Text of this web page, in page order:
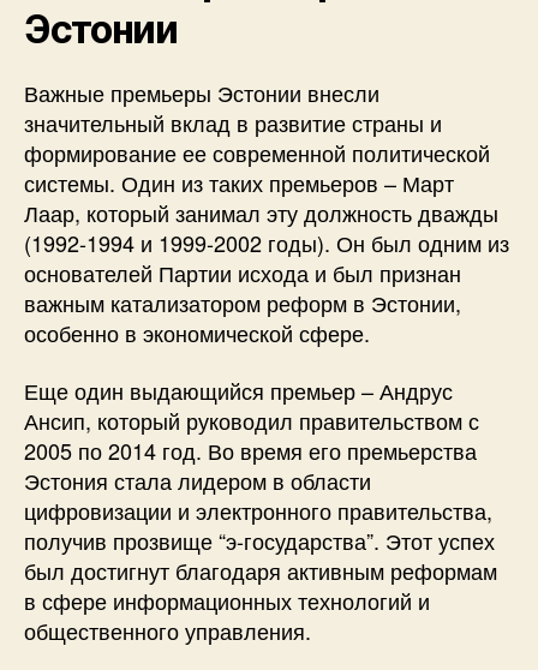
Эстонии
Важные премьеры Эстонии внесли
значительный вклад в развитие страны и
формирование ее современной политической
системы. Один из таких премьеров – Март
Лаар, который занимал эту должность дважды
(1992-1994 и 1999-2002 годы). Он был одним из
основателей Партии исхода и был признан
важным катализатором реформ в Эстонии,
особенно в экономической сфере.
Еще один выдающийся премьер – Андрус
Ансип, который руководил правительством с
2005 по 2014 год. Во время его премьерства
Эстония стала лидером в области
цифровизации и электронного правительства,
получив прозвище “э-государства”. Этот успех
был достигнут благодаря активным реформам
в сфере информационных технологий и
общественного управления.